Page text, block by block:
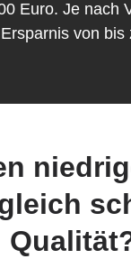
Euro. Je nach
von bis